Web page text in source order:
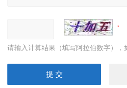
请输入计算结果（填写阿拉伯数字），